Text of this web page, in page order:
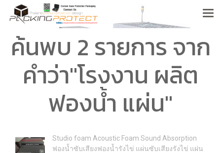
ค้นพบ 2 รายการ จาก
คำว่า"โรงงาน ผลิต
ฟองน้ำ แผ่น"
Studio foam Acoustic Foam Sound Absorption
ฟองน้ำซับเสียงฟองน้ำรังไข่ แผ่นซับเสียงรังไข่ แผ่น